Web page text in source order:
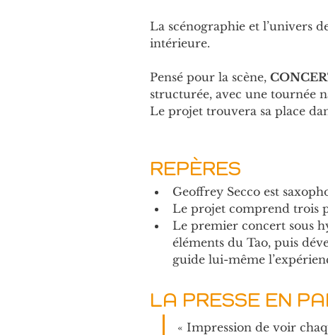
La scénographie et l’univers
intérieure.
Pensé pour la scène,
structurée, avec une tournée
Le projet trouvera sa place
REPÈRES
Geoffrey Secco est
Le projet comprend trois
Le premier concert sous
éléments du Tao, puis
guide lui-même
LA PRESSE EN
« Impression de voir